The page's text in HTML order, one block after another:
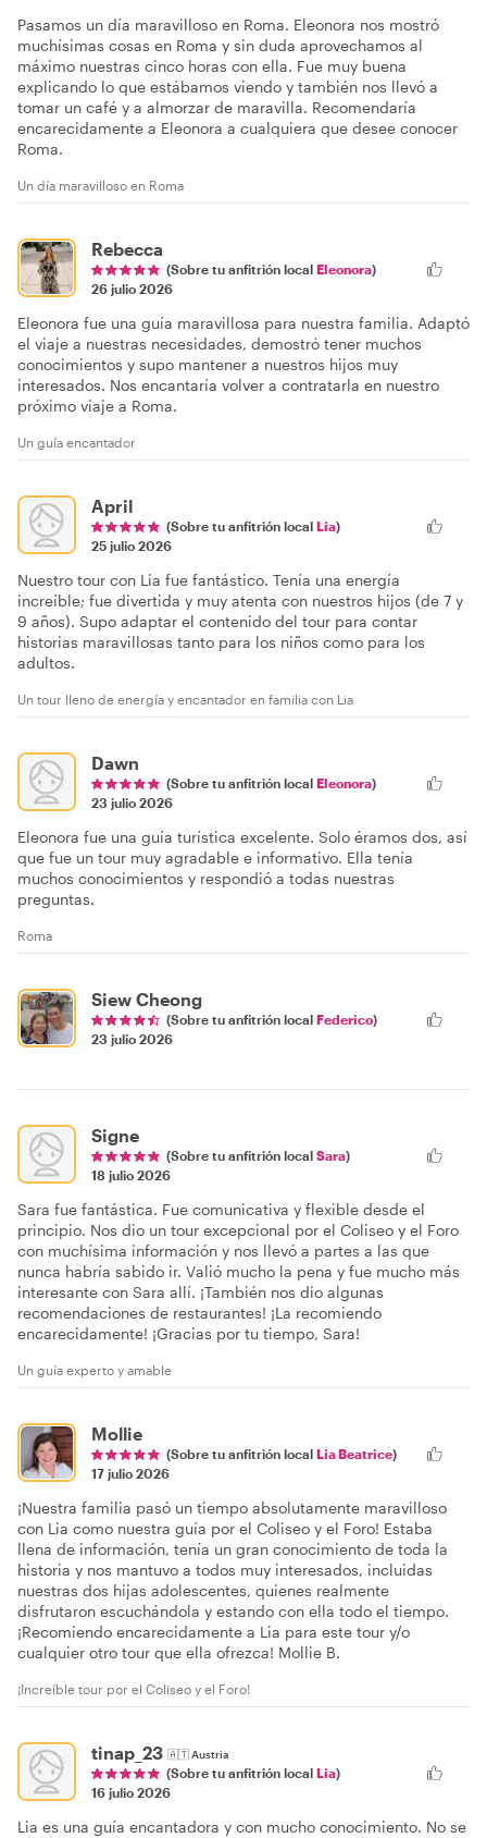
Pasamos un día maravilloso en Roma. Eleonora nos mostró
muchísimas cosas en Roma y sin duda aprovechamos al
máximo nuestras cinco horas con ella. Fue muy buena
explicando lo que estábamos viendo y también nos llevó a
tomar un café y a almorzar de maravilla. Recomendaría
encarecidamente a Eleonora a cualquiera que desee conocer
Roma.
Un día maravilloso en Roma
Rebecca
(Sobre tu anfitrión local Eleonora)
26 julio 2026
Eleonora fue una guía maravillosa para nuestra familia. Adaptó
el viaje a nuestras necesidades, demostró tener muchos
conocimientos y supo mantener a nuestros hijos muy
interesados. Nos encantaría volver a contratarla en nuestro
próximo viaje a Roma.
Un guía encantador
April
(Sobre tu anfitrión local Lia)
25 julio 2026
Nuestro tour con Lia fue fantástico. Tenía una energía
increíble; fue divertida y muy atenta con nuestros hijos (de 7 y
9 años). Supo adaptar el contenido del tour para contar
historias maravillosas tanto para los niños como para los
adultos.
Un tour lleno de energía y encantador en familia con Lia
Dawn
(Sobre tu anfitrión local Eleonora)
23 julio 2026
Eleonora fue una guía turística excelente. Solo éramos dos, así
que fue un tour muy agradable e informativo. Ella tenía
muchos conocimientos y respondió a todas nuestras
preguntas.
Roma
Siew Cheong
(Sobre tu anfitrión local Federico)
23 julio 2026
Signe
(Sobre tu anfitrión local Sara)
18 julio 2026
Sara fue fantástica. Fue comunicativa y flexible desde el
principio. Nos dio un tour excepcional por el Coliseo y el Foro
con muchísima información y nos llevó a partes a las que
nunca habría sabido ir. Valió mucho la pena y fue mucho más
interesante con Sara allí. ¡También nos dio algunas
recomendaciones de restaurantes! ¡La recomiendo
encarecidamente! ¡Gracias por tu tiempo, Sara!
Un guía experto y amable
Mollie
(Sobre tu anfitrión local Lia Beatrice)
17 julio 2026
¡Nuestra familia pasó un tiempo absolutamente maravilloso
con Lia como nuestra guía por el Coliseo y el Foro! Estaba
llena de información, tenía un gran conocimiento de toda la
historia y nos mantuvo a todos muy interesados, incluidas
nuestras dos hijas adolescentes, quienes realmente
disfrutaron escuchándola y estando con ella todo el tiempo.
¡Recomiendo encarecidamente a Lia para este tour y/o
cualquier otro tour que ella ofrezca! Mollie B.
¡Increíble tour por el Coliseo y el Foro!
tinap_23 🇦🇹Austria
(Sobre tu anfitrión local Lia)
16 julio 2026
Lia es una guía encantadora y con mucho conocimiento. No se